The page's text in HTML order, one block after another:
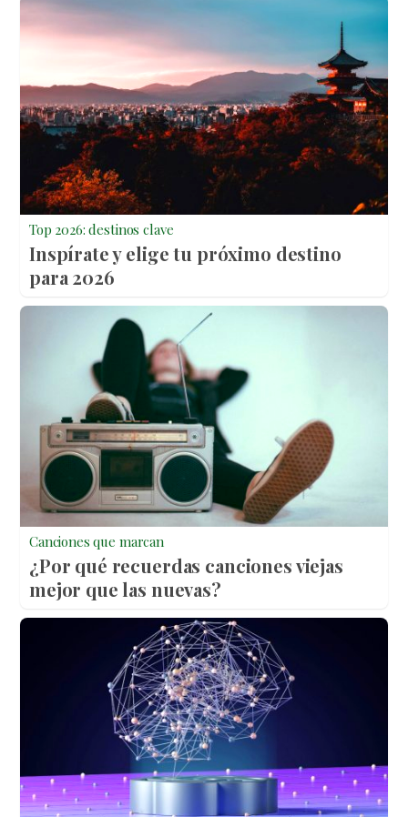
Top 2026: destinos clave
Inspírate y elige tu próximo destino
para 2026
Canciones que marcan
¿Por qué recuerdas canciones viejas
mejor que las nuevas?